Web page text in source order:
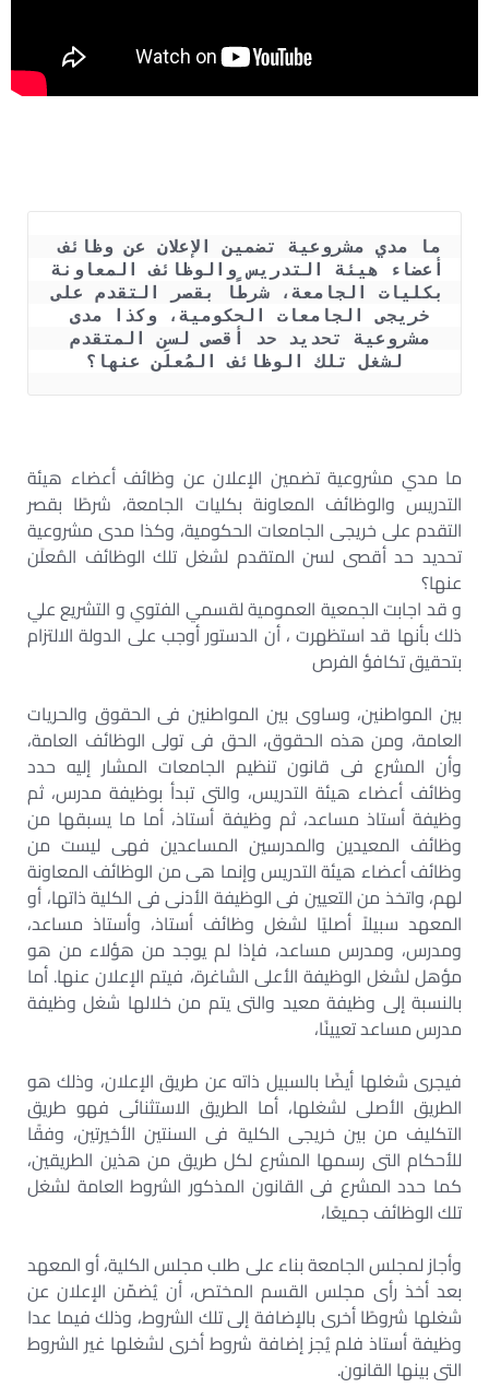
ما مدي مشروعية تضمين الإعلان عن وظائف
بكليات الجامعة، شرطًا بقصر التقدم على
لشغل تلك الوظائف المُعلَن عنها؟
ما مدي مشروعية تضمين الإعلان عن وظائف أعضاء هيئة
التدريس والوظائف المعاونة بكليات الجامعة، شرطًا بقصر
التقدم على خريجى الجامعات الحكومية، وكذا مدى مشروعية
تحديد حد أقصى لسن المتقدم لشغل تلك الوظائف المُعلَن
عنها؟
و قد اجابت الجمعية العمومية لقسمي الفتوي و التشريع علي
ذلك بأنها قد استظهرت ، أن الدستور أوجب على الدولة الالتزام
بتحقيق تكافؤ الفرص
بين المواطنين، وساوى بين المواطنين فى الحقوق والحريات
العامة، ومن هذه الحقوق، الحق فى تولى الوظائف العامة،
وأن المشرع فى قانون تنظيم الجامعات المشار إليه حدد
وظائف أعضاء هيئة التدريس، والتى تبدأ بوظيفة مدرس، ثم
وظيفة أستاذ مساعد، ثم وظيفة أستاذ، أما ما يسبقها من
وظائف المعيدين والمدرسين المساعدين فهى ليست من
وظائف أعضاء هيئة التدريس وإنما هى من الوظائف المعاونة
لهم، واتخذ من التعيين فى الوظيفة الأدنى فى الكلية ذاتها، أو
المعهد سبيلاً أصليًا لشغل وظائف أستاذ، وأستاذ مساعد،
ومدرس، ومدرس مساعد، فإذا لم يوجد من هؤلاء من هو
مؤهل لشغل الوظيفة الأعلى الشاغرة، فيتم الإعلان عنها. أما
بالنسبة إلى وظيفة معيد والتى يتم من خلالها شغل وظيفة
مدرس مساعد تعيينًا،
فيجرى شغلها أيضًا بالسبيل ذاته عن طريق الإعلان، وذلك هو
الطريق الأصلى لشغلها، أما الطريق الاستثنائى فهو طريق
التكليف من بين خريجى الكلية فى السنتين الأخيرتين، وفقًا
للأحكام التى رسمها المشرع لكل طريق من هذين الطريقين،
كما حدد المشرع فى القانون المذكور الشروط العامة لشغل
تلك الوظائف جميعًا،
وأجاز لمجلس الجامعة بناء على طلب مجلس الكلية، أو المعهد
بعد أخذ رأى مجلس القسم المختص، أن يُضمّن الإعلان عن
شغلها شروطًا أخرى بالإضافة إلى تلك الشروط، وذلك فيما عدا
وظيفة أستاذ فلم يُجز إضافة شروط أخرى لشغلها غير الشروط
التى بينها القانون.